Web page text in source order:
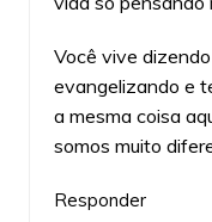
Você vive
evangelizando e
a mesma coisa
somos muito
Responder